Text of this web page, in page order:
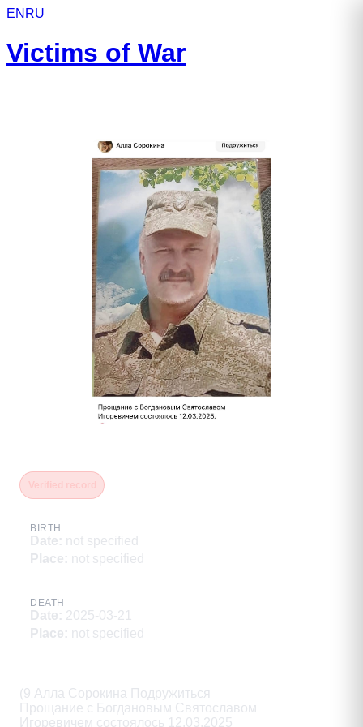
EN RU
Victims of War
BIRTH
Date: not specified
Place: not specified
DEATH
Date: 2025-03-21
Place: not specified
(9 Алла Сорокина Подружиться
Прощание с Богдановым Святославом
Игоревичем состоялось 12.03.2025